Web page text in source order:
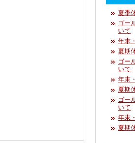
夏季
ゴー
いて
年末
夏期
ゴー
いて
年末
夏期
ゴー
いて
年末
夏期